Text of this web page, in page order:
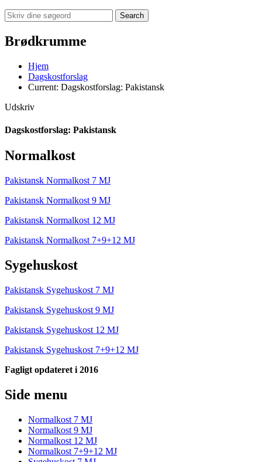
Search
Brødkrumme
Hjem
Dagskostforslag
Current: Dagskostforslag: Pakistansk
Udskriv
Dagskostforslag: Pakistansk
Normalkost
Pakistansk Normalkost 7 MJ
Pakistansk Normalkost 9 MJ
Pakistansk Normalkost 12 MJ
Pakistansk Normalkost 7+9+12 MJ
Sygehuskost
Pakistansk Sygehuskost 7 MJ
Pakistansk Sygehuskost 9 MJ
Pakistansk Sygehuskost 12 MJ
Pakistansk Sygehuskost 7+9+12 MJ
Fagligt opdateret i 2016
Side menu
Normalkost 7 MJ
Normalkost 9 MJ
Normalkost 12 MJ
Normalkost 7+9+12 MJ